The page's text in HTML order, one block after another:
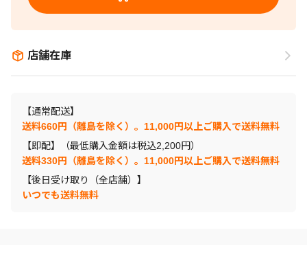
店舗在庫
【通常配送】
送料660円（離島を除く）。11,000円以上ご購入で送料無料
【即配】（最低購入金額は税込2,200円）
送料330円（離島を除く）。11,000円以上ご購入で送料無料
【後日受け取り（全店舗）】
いつでも送料無料